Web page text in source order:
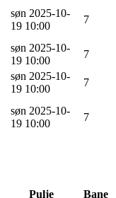
søn 2025-10-
19 10:00
7
søn 2025-10-
19 10:00
7
søn 2025-10-
19 10:00
7
søn 2025-10-
19 10:00
7
Pulje
Bane